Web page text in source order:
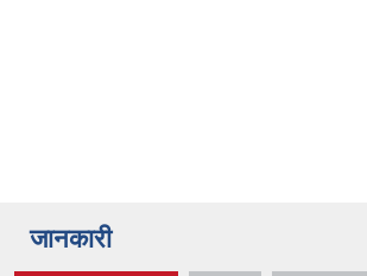
जानकारी